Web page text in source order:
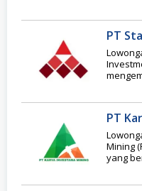
PT
PT
Mining
yang